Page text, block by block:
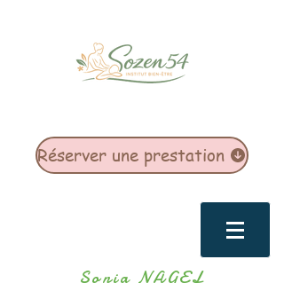
Réserver une prestation
Sonia NAGEL